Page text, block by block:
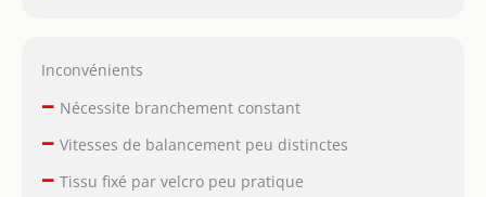
connecter à la banque
d'alimentation pour une
【Chaise à bascule pour
Inconvénients
– Nécessite branchement constant
– Vitesses de balancement peu distinctes
– Tissu fixé par velcro peu pratique